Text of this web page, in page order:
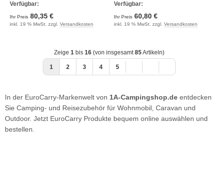
Verfügbar:
Ihr Preis 80,35 €
inkl. 19 % MwSt. zzgl. Versandkosten
Verfügbar:
Ihr Preis 60,80 €
inkl. 19 % MwSt. zzgl. Versandkosten
Zeige 1bis 16(von insgesamt85Artikeln)
1 2 3 4 5
In der EuroCarry-Markenwelt von 1A-Campingshop.de entdecken
Sie Camping- und Reisezubehör für Wohnmobil, Caravan und
Outdoor. Jetzt EuroCarry Produkte bequem online auswählen und
bestellen.